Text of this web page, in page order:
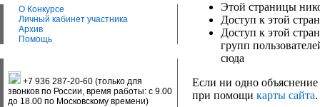
О Конкурсе
Личный кабинет участника
Архив
Помощь
+7 936 287-20-60 (только для
звонков по России, время работы: с 9.00
до 18.00 по Московскому времени)
Этой страницы
Доступ к этой
Доступ к этой
групп
сюда
Если ни одно объяснение
при помощи карты сайта.